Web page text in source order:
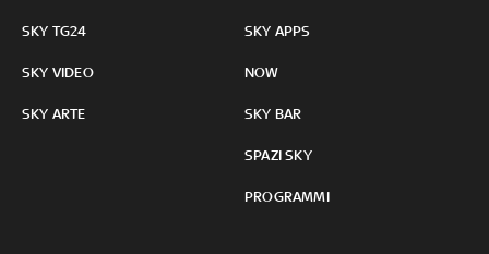
SKY TG24
SKY VIDEO
SKY ARTE
SKY APPS
NOW
SKY BAR
SPAZI SKY
PROGRAMMI